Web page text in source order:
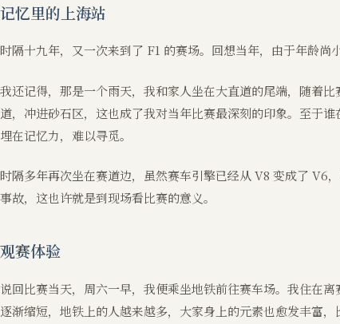
记忆里的上海站
时隔十九年，又一次来到了 F1 的赛场。回想当年，由于年龄尚
我还记得，那是一个雨天，我和家人坐在大直道的尾端，随着
道，冲进砂石区，这也成了我对当年比赛最深刻的印象。至于
埋在记忆力，难以寻觅。
时隔多年再次坐在赛道边，虽然赛车引擎已经从 V8 变成了 V6
事故，这也许就是到现场看比赛的意义。
观赛体验
说回比赛当天，周六一早，我便乘坐地铁前往赛车场。我住在
逐渐缩短，地铁上的人越来越多，大家身上的元素也愈发丰富，